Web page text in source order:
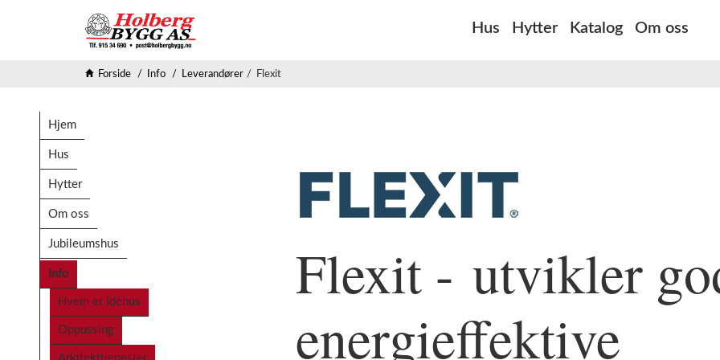
Hus Hytter Katalog
Om oss
Forside Info Leverandører Flexit
Hjem
Hus
Hytter
Om oss
Jubileumshus
Info
Hvem er Idéhus
Oppussing
Flexit - utvikler
energieffektive